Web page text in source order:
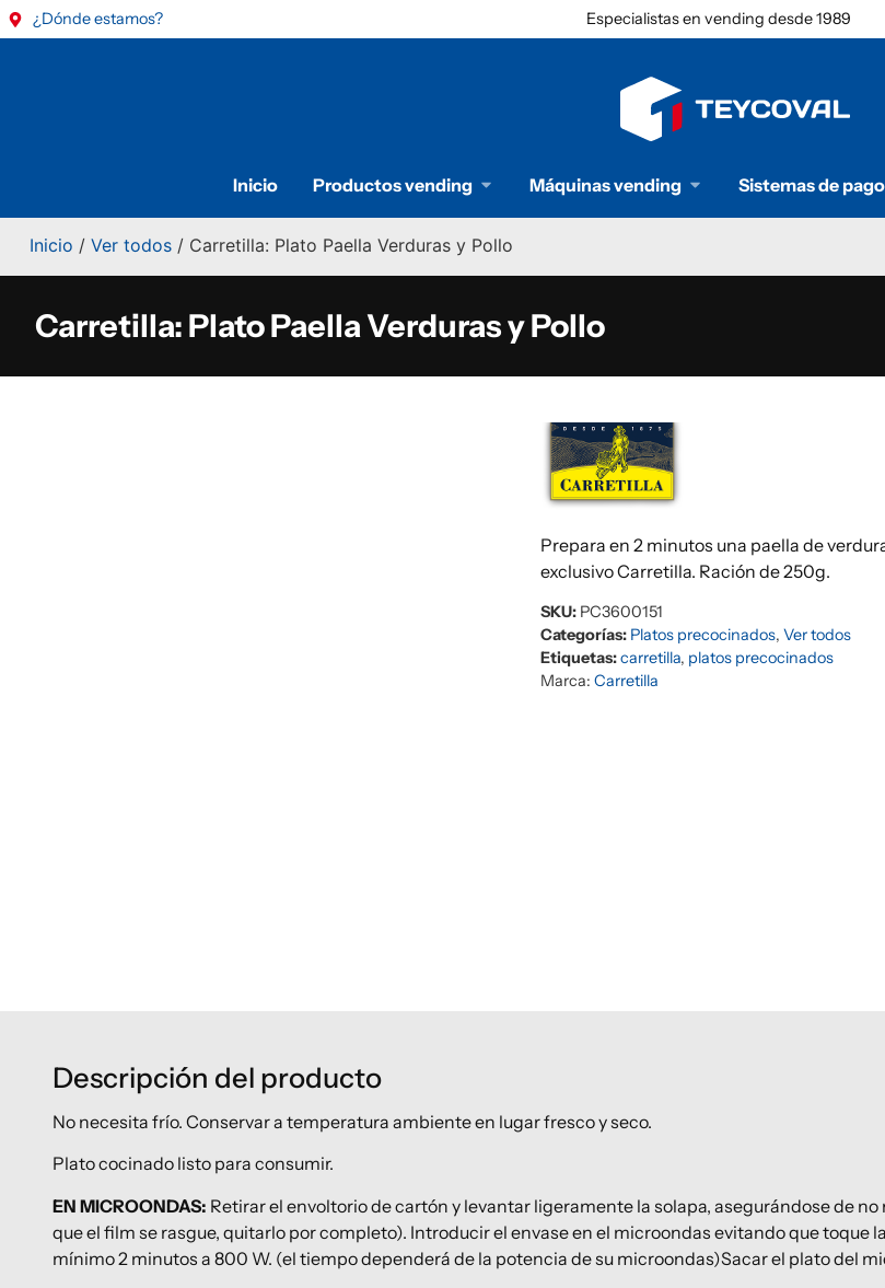
¿Dónde estamos? Especialistas en vending desde 1989
Inicio Productos vending Máquinas vending Sistemas de pago
Inicio / Ver todos/ Carretilla: Plato Paella Verduras y Pollo
Carretilla: Plato Paella Verduras y Pollo
Prepara en 2 minutos una paella de
exclusivo Carretilla. Ración de 250g.
SKU: PC3600151
Categorías: Platos precocinados, Ver todos
Etiquetas:carretilla, platos precocinados
Marca: Carretilla
Descripción del producto
No necesita frío. Conservar a temperatura ambiente en lugar fresco y seco.
Plato cocinado listo para consumir.
EN MICROONDAS: Retirar el envoltorio de cartón y levantar ligeramente la solapa, asegurándose de
que el film se rasgue, quitarlo por completo). Introducir el envase en el microondas evitando que toque
mínimo 2 minutos a 800 W. (el tiempo dependerá de la potencia de su microondas)Sacar el plato del